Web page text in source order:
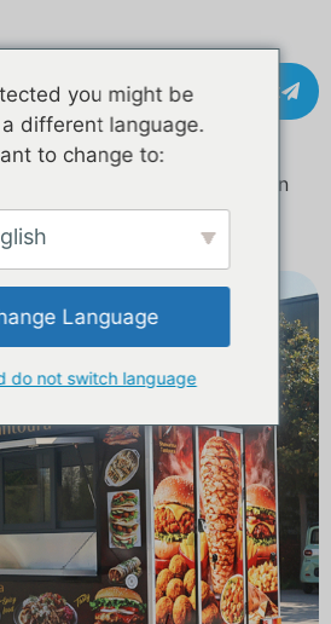
Contact
mobiele foodtruck te koop in
you might be
different language.
to change to:
Language
do not switch language